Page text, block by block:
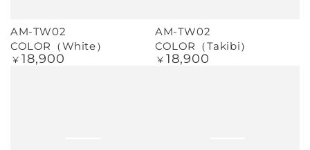
AM-TW02
COLOR（White）
定
¥ 18,900
AM-TW02
COLOR（Takibi）
定
¥ 18,900